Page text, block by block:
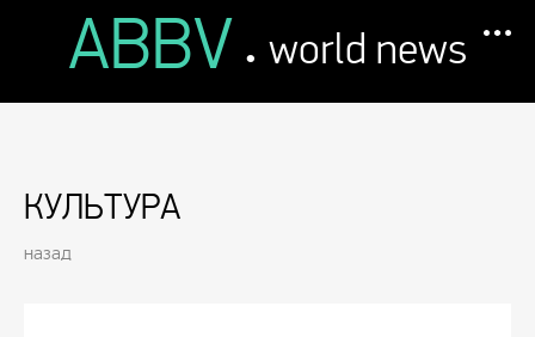
ABBV . world news
КУЛЬТУРА
назад